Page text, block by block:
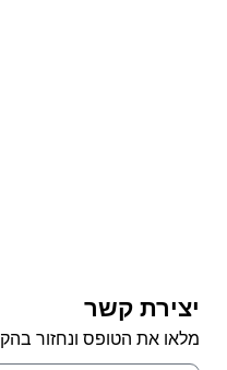
יצירת קשר
מלאו את הטופס ונחזור